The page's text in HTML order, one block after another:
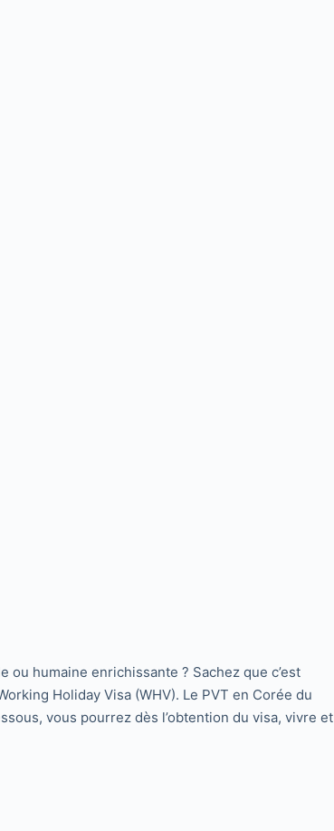
humaine enrichissante ? Sachez que c’est
Holiday Visa (WHV). Le PVT en Corée du
vous pourrez dès l’obtention du visa, vivre et